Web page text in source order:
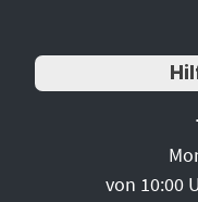
von 10:00